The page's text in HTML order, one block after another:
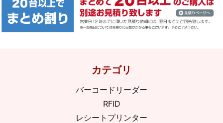
カテゴリ
バーコードリーダー
RFID
レシートプリンター